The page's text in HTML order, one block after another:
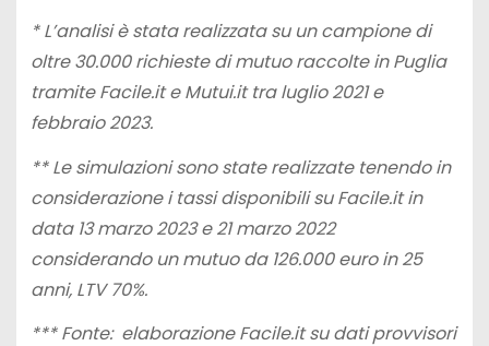
* L’analisi è stata realizzata su un campione di
oltre 30.000 richieste di mutuo raccolte in Puglia
tramite Facile.it e Mutui.it tra luglio 2021 e
febbraio 2023.
** Le simulazioni sono state realizzate tenendo in
considerazione i tassi disponibili su Facile.it in
data 13 marzo 2023 e 21 marzo 2022
considerando un mutuo da 126.000 euro in 25
anni, LTV 70%.
*** Fonte: elaborazione Facile.it su dati provvisori